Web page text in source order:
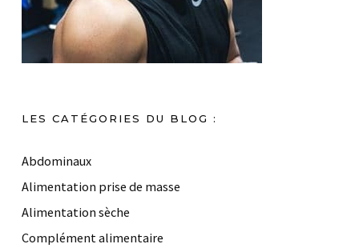
LES CATÉGORIES DU BLOG :
Abdominaux
Alimentation prise de masse
Alimentation sèche
Complément alimentaire